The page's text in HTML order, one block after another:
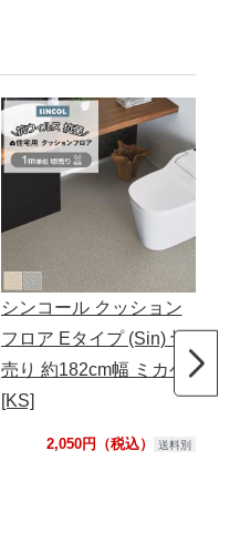
シンコール クッション
フロア Eタイプ (Sin) 切
売り 約182cm幅 ミカゲ
[KS]
2,050円（税込） 送料別